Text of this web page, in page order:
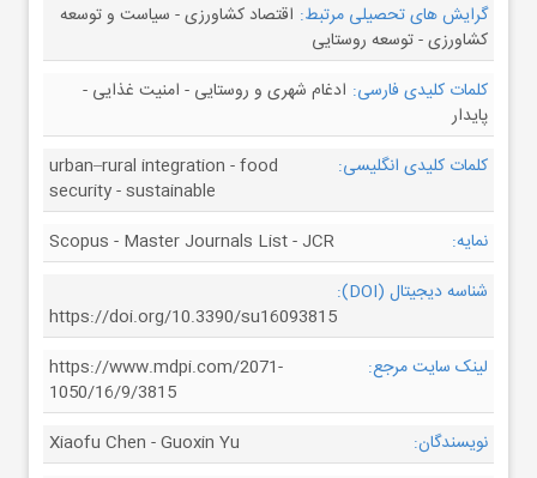
گرایش های تحصیلی مرتبط: اقتصاد کشاورزی - سیاست و توسعه
کشاورزی - توسعه روستایی
کلمات کلیدی فارسی: ادغام شهری و روستایی - امنیت غذایی -
پایدار
کلمات کلیدی انگلیسی:
urban–rural integration - food
security - sustainable
نمایه:
Scopus - Master Journals List - JCR
شناسه دیجیتال (DOI):
https://doi.org/10.3390/su16093815
لینک سایت مرجع:
https://www.mdpi.com/2071-
1050/16/9/3815
نویسندگان:
Xiaofu Chen - Guoxin Yu